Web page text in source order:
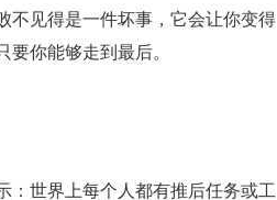
不见得是一件坏事，它会让你变得
你能够走到最后。
：世界上每个人都有推后任务或工